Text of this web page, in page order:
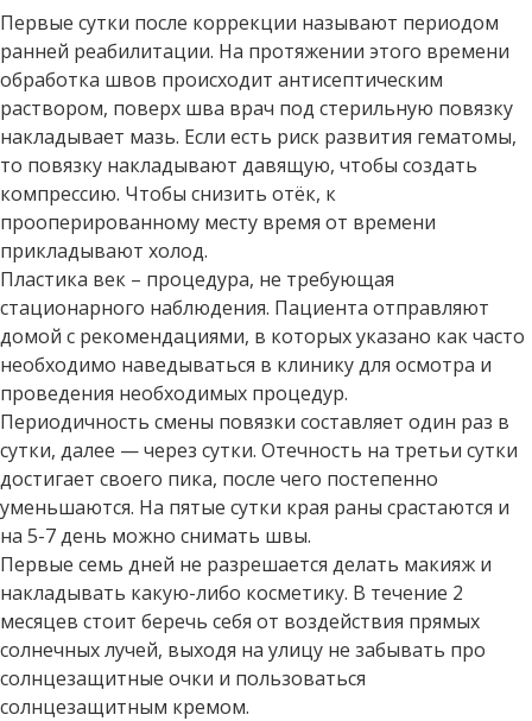
Первые сутки после коррекции называют периодом
ранней реабилитации. На протяжении этого времени
обработка швов происходит антисептическим
раствором, поверх шва врач под стерильную повязку
накладывает мазь. Если есть риск развития гематомы,
то повязку накладывают давящую, чтобы создать
компрессию. Чтобы снизить отёк, к
прооперированному месту время от времени
прикладывают холод.
Пластика век – процедура, не требующая
стационарного наблюдения. Пациента отправляют
домой с рекомендациями, в которых указано как часто
необходимо наведываться в клинику для осмотра и
проведения необходимых процедур.
Периодичность смены повязки составляет один раз в
сутки, далее — через сутки. Отечность на третьи сутки
достигает своего пика, после чего постепенно
уменьшаются. На пятые сутки края раны срастаются и
на 5-7 день можно снимать швы.
Первые семь дней не разрешается делать макияж и
накладывать какую-либо косметику. В течение 2
месяцев стоит беречь себя от воздействия прямых
солнечных лучей, выходя на улицу не забывать про
солнцезащитные очки и пользоваться
солнцезащитным кремом.